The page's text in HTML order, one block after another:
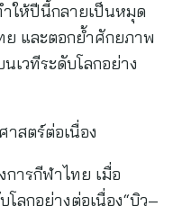
ำให้ปีนี้กลายเป็นหมุด
ย และตอกย้ำศักยภาพ
เวทีระดับโลกอย่าง
สตร์ต่อเนื่อง
ารกีฬาไทย เมื่อ
ลกอย่างต่อเนื่อง“บิว–